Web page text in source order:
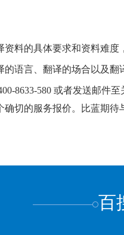
资料的具体要求和资料难
的语言、翻译的场合以及翻
8633-580 或者发送邮件
确切的服务报价。比蓝期待
百